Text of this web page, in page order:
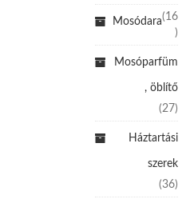
Mosódara(16
)
Mosóparfüm
, öblítő
(27)
Háztartási
szerek
(36)